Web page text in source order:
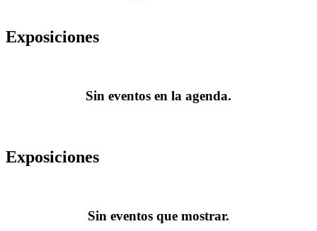
Exposiciones
Sin eventos en la agenda.
Exposiciones
Sin eventos que mostrar.